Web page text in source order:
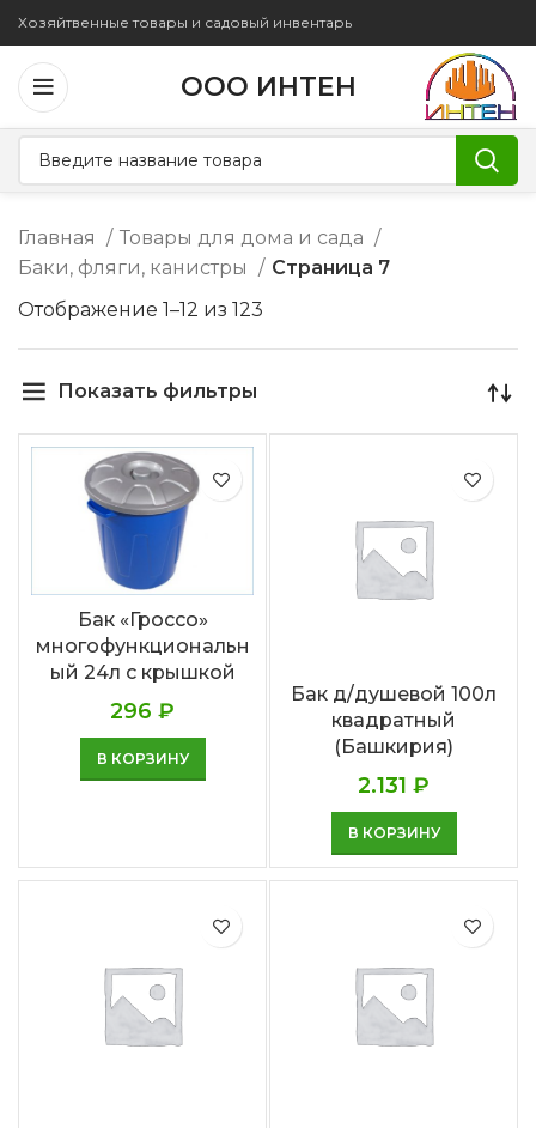
Хозяйтвенные товары и садовый инвентарь
ООО ИНТЕН
Главная
Товары для дома и сада
Баки, фляги, канистры
Страница 7
Отображение 1–12 из 123
Показать фильтры
Бак «Гроссо»
многофункциональн
ый 24л с крышкой
296 ₽
В КОРЗИНУ
Бак д/душевой 100л
квадратный
(Башкирия)
2.131 ₽
В КОРЗИНУ